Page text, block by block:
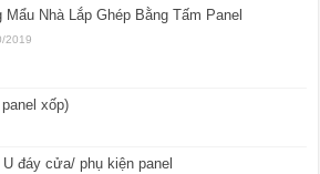
Mẩu Nhà Lắp Ghép Bằng Tấm Panel
2019
xốp)
U đáy cửa/ phụ kiện panel